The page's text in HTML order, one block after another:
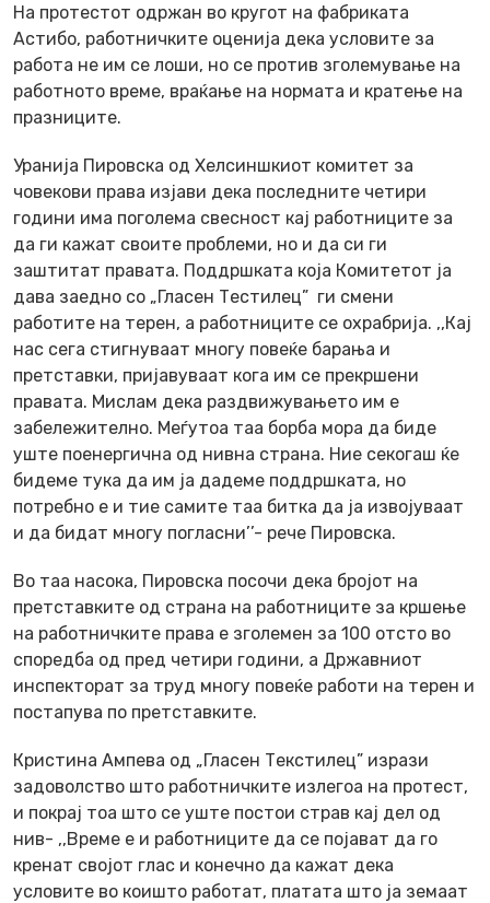
На протестот одржан во кругот на фабриката
Астибо, работничките оценија дека условите за
работа не им се лоши, но се против зголемување на
работното време, враќање на нормата и кратење на
празниците.
Уранија Пировска од Хелсиншкиот комитет за
човекови права изјави дека последните четири
години има поголема свесност кај работниците за
да ги кажат своите проблеми, но и да си ги
заштитат правата. Поддршката која Комитетот ја
дава заедно со „Гласен Тестилец” ги смени
работите на терен, а работниците се охрабрија. ,,Кај
нас сега стигнуваат многу повеќе барања и
претставки, пријавуваат кога им се прекршени
правата. Мислам дека раздвижувањето им е
забележително. Меѓутоа таа борба мора да биде
уште поенергична од нивна страна. Ние секогаш ќе
бидеме тука да им ја дадеме поддршката, но
потребно е и тие самите таа битка да ја извојуваат
и да бидат многу погласни’’- рече Пировска.
Во таа насока, Пировска посочи дека бројот на
претставките од страна на работниците за кршење
на работничките права е зголемен за 100 отсто во
споредба од пред четири години, а Државниот
инспекторат за труд многу повеќе работи на терен и
постапува по претставките.
Кристина Ампева од „Гласен Текстилец” изрази
задоволство што работничките излегоа на протест,
и покрај тоа што се уште постои страв кај дел од
нив- ,,Време е и работниците да се појават да го
кренат својот глас и конечно да кажат дека
условите во коишто работат, платата што ја земаат